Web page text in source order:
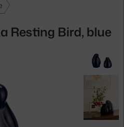
Resting Bird, blue